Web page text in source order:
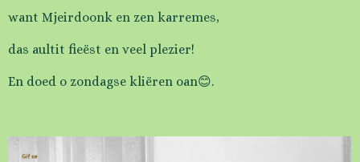
want Mjeirdoonk en zen karremes,
das aultit fieëst en veel plezier!
En doed o zondagse kliëren oan😊.